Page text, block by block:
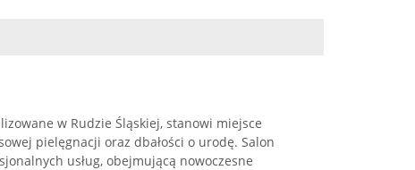
w Rudzie Śląskiej, stanowi miejsce
pielęgnacji oraz dbałości o urodę. Salon
usług, obejmującą nowoczesne